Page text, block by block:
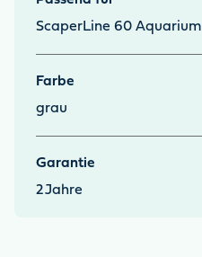
ScaperLine 60 Aquarium
Farbe
grau
Garantie
2Jahre